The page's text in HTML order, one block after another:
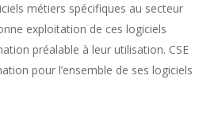
métiers spécifiques au secteur
exploitation de ces logiciels
préalable à leur utilisation. CSE
pour l’ensemble de ses logiciels